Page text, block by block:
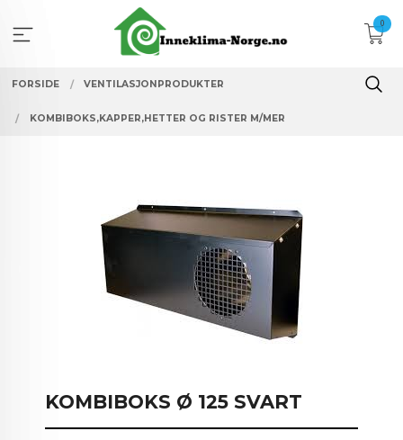
innholdet
0
FORSIDE VENTILASJONPRODUKTER
KOMBIBOKS,KAPPER,HETTER OG RISTER M/MER
KOMBIBOKS Ø 125 SVART